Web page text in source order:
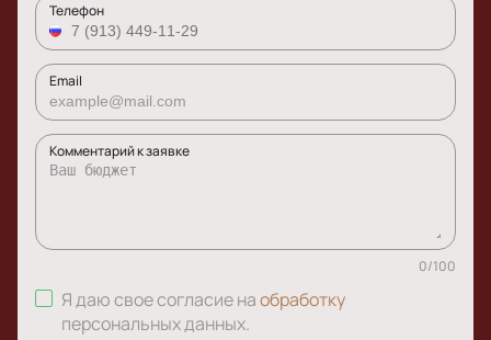
Телефон
Email
Комментарий к заявке
0/100
Я даю свое согласие наобработку
персональных данных.